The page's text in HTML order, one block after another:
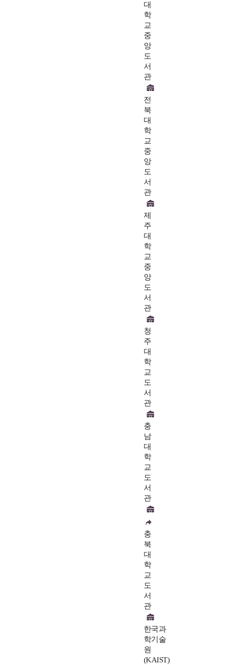
대
학
교
중
앙
도
서
관
전
북
대
학
교
중
앙
도
서
관
제
주
대
학
교
중
앙
도
서
관
청
주
대
학
교
도
서
관
충
남
대
학
교
도
서
관
충
북
대
학
교
도
서
관
한국과
학기술
원
(KAIST)